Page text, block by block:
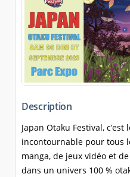
Description
Japan Otaku Festival, c’est
incontournable pour tous
manga, de jeux vidéo et
dans un univers 100 %